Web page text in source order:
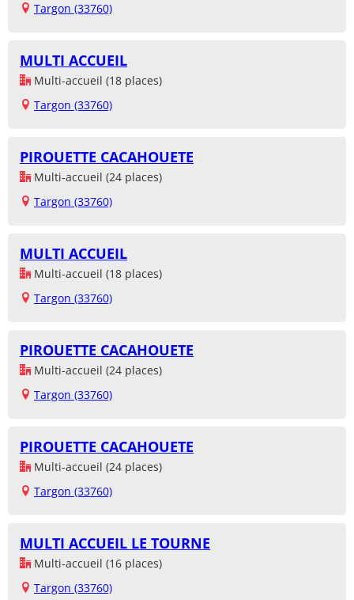
Targon (33760)
MULTI ACCUEIL
Multi-accueil (18 places)
Targon (33760)
PIROUETTE CACAHOUETE
Multi-accueil (24 places)
Targon (33760)
MULTI ACCUEIL
Multi-accueil (18 places)
Targon (33760)
PIROUETTE CACAHOUETE
Multi-accueil (24 places)
Targon (33760)
PIROUETTE CACAHOUETE
Multi-accueil (24 places)
Targon (33760)
MULTI ACCUEIL LE TOURNE
Multi-accueil (16 places)
Targon (33760)